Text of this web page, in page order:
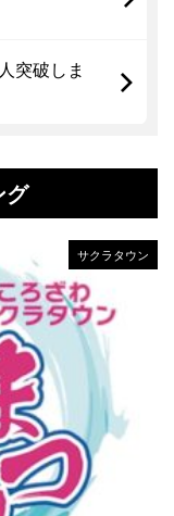
突破しま
グ
サクラタウン